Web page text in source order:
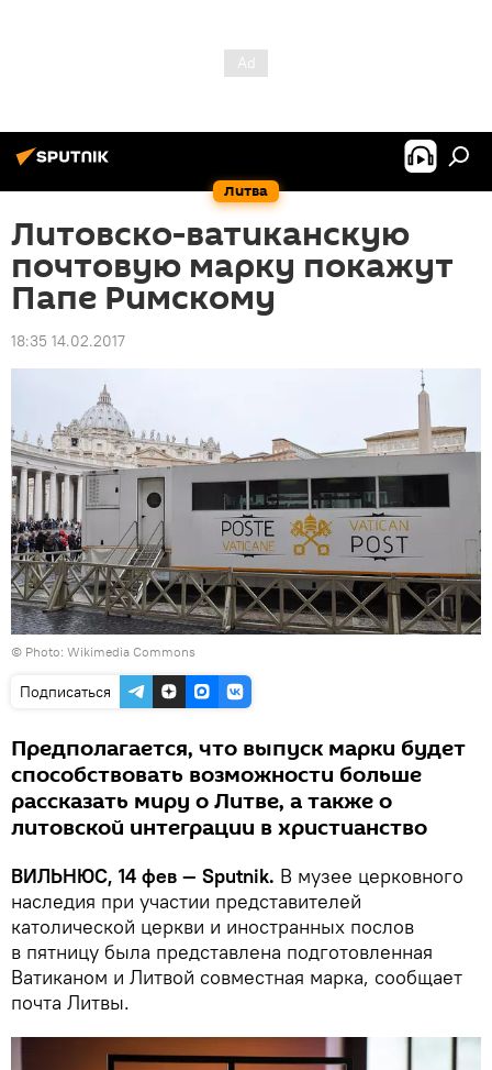
Литва
Литовско-ватиканскую
почтовую марку покажут
Папе Римскому
18:35 14.02.2017
© Photo: Wikimedia Commons
Подписаться
Предполагается, что выпуск марки будет
способствовать возможности больше
рассказать миру о Литве, а также о
литовской интеграции в христианство
ВИЛЬНЮС, 14 фев — Sputnik. В музее церковного
наследия при участии представителей
католической церкви и иностранных послов
в пятницу была представлена подготовленная
Ватиканом и Литвой совместная марка, сообщает
почта Литвы.